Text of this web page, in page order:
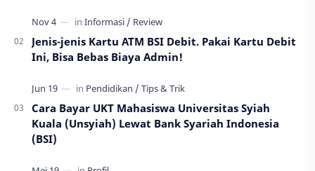
Jenis-jenis Kartu ATM BSI Debit. Pakai Kartu Debit
Ini, Bisa Bebas Biaya Admin!
Cara Bayar UKT Mahasiswa Universitas Syiah
Kuala (Unsyiah) Lewat Bank Syariah Indonesia
(BSI)